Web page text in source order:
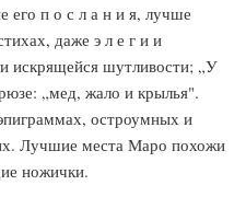
его п о с л а н и я, лучше
даже э л е г и и
искрящейся шутливости; „У
„мед, жало и крылья".
остроумных и
Лучшие места Маро похожи
ножички.